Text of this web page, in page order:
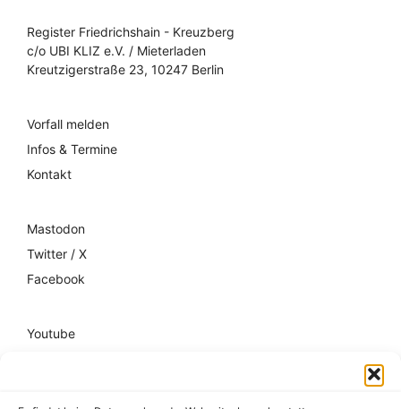
Register Friedrichshain - Kreuzberg
c/o UBI KLIZ e.V. / Mieterladen
Kreutzigerstraße 23, 10247 Berlin
Vorfall melden
Infos & Termine
Kontakt
Mastodon
Twitter / X
Facebook
Youtube